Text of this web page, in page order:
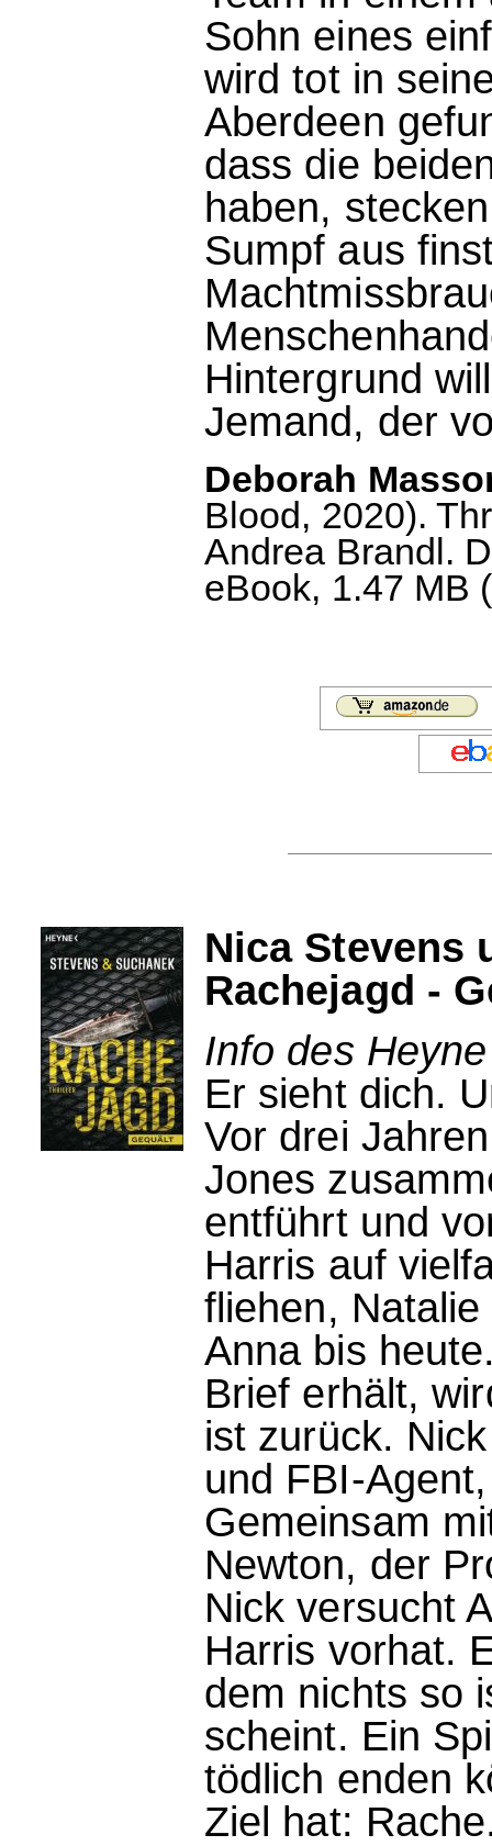
Sohn eines
wird tot in
Aberdeen
dass die
haben,
Sumpf aus
Hintergrund
Jemand, der
Deborah
Blood, 2020).
Andrea Brandl.
eBook, 1.47 MB
Nica Stevens
Rachejagd -
Info des
Er sieht dich.
Vor drei
Jones
entführt und
Harris auf
fliehen,
Anna bis
Brief erhält,
ist zurück.
und FBI-
Gemeinsam
Newton, der
Nick versucht
Harris vorhat.
dem nichts so
scheint. Ein
tödlich enden
Ziel hat: